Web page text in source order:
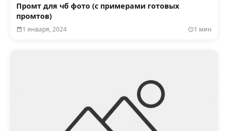
Промт для чб фото (с примерами готовых
промтов)
1 января, 2024 1 мин